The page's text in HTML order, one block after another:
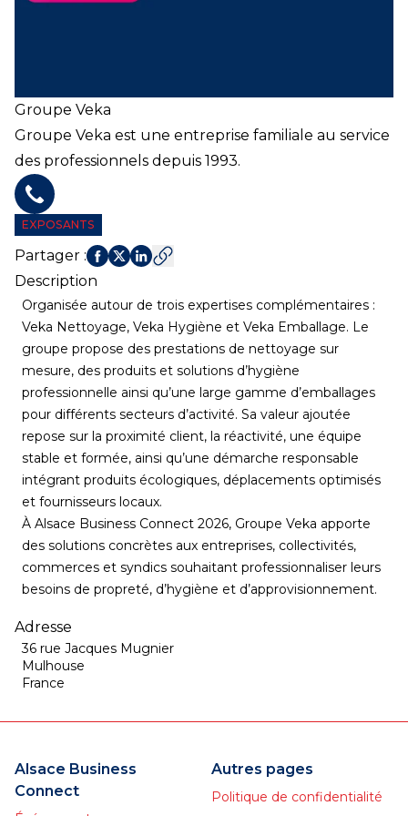
Groupe Veka
Groupe Veka est une entreprise familiale au service
des professionnels depuis 1993.
Téléphone
EXPOSANTS
Partager :
Description
Organisée autour de trois expertises complémentaires :
Veka Nettoyage, Veka Hygiène et Veka Emballage. Le
groupe propose des prestations de nettoyage sur
mesure, des produits et solutions d’hygiène
professionnelle ainsi qu’une large gamme d’emballages
pour différents secteurs d’activité. Sa valeur ajoutée
repose sur la proximité client, la réactivité, une équipe
stable et formée, ainsi qu’une démarche responsable
intégrant produits écologiques, déplacements optimisés
et fournisseurs locaux.
À Alsace Business Connect 2026, Groupe Veka apporte
des solutions concrètes aux entreprises, collectivités,
commerces et syndics souhaitant professionnaliser leurs
besoins de propreté, d’hygiène et d’approvisionnement.
Adresse
36 rue Jacques Mugnier
Mulhouse
France
Alsace Business
Connect
Autres pages
Politique de confidentialité